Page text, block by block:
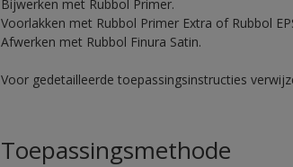
Bijwerken met Rubbol Primer.
Voorlakken met Rubbol Primer Extra of Rubbol
Afwerken met Rubbol Finura Satin.
Voor gedetailleerde toepassingsinstructies
Toepassingsmethode